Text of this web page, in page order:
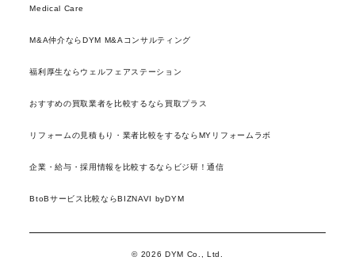
Medical Care
M&A仲介ならDYM M&Aコンサルティング
福利厚生ならウェルフェアステーション
おすすめの買取業者を比較するなら買取プラス
リフォームの見積もり・業者比較をするならMYリフォームラボ
企業・給与・採用情報を比較するならビジ研！通信
BtoBサービス比較ならBIZNAVI byDYM
© 2026 DYM Co., Ltd.